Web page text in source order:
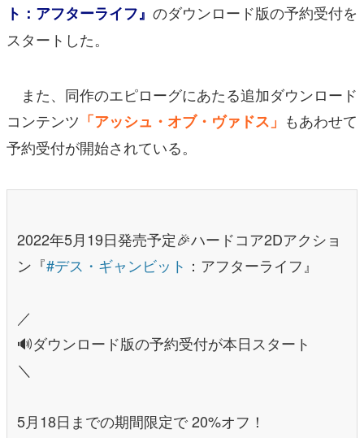
電ファミニコゲーマーとは？
運営：株式会社マレ
ト：アフターライフ』 のダウンロード版の予約受付を
スタートした。
また、同作のエピローグにあたる追加ダウンロード
コンテンツ 「アッシュ・オブ・ヴァドス」 もあわせて
予約受付が開始されている。
2022年5月19日発売予定🎉ハードコア2Dアクショ
ン『#デス・ギャンビット ：アフターライフ』
／
🔊ダウンロード版の予約受付が本日スタート
＼
5月18日までの期間限定で 20%オフ！